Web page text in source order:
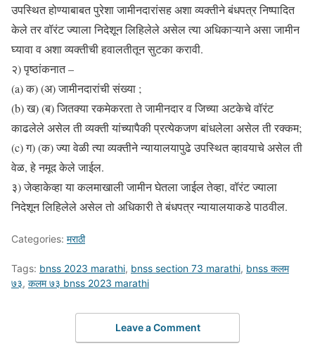
उपस्थित होण्याबाबत पुरेशा जामीनदारांसह अशा व्यक्तीने बंधपत्र निष्पादित
केले तर वॉरंट ज्याला निदेशून लिहिलेले असेल त्या अधिकाऱ्याने असा जामीन
घ्यावा व अशा व्यक्तीची हवालतीतून सुटका करावी.
२) पृष्ठांकनात –
(a) क) (अ) जामीनदारांची संख्या ;
(b) ख) (ब) जितक्या रकमेकरता ते जामीनदार व जिच्या अटकेचे वॉरंट
काढलेले असेल ती व्यक्ती यांच्यापैकी प्रत्येकजण बांधलेला असेल ती रक्कम;
(c) ग) (क) ज्या वेळी त्या व्यक्तीने न्यायालयापुढे उपस्थित व्हावयाचे असेल ती
वेळ, हे नमूद केले जाईल.
३) जेव्हाकेव्हा या कलमाखाली जामीन घेतला जाईल तेव्हा, वॉरंट ज्याला
निदेशून लिहिलेले असेल तो अधिकारी ते बंधपत्र न्यायालयाकडे पाठवील.
Categories: मराठी
Tags: bnss 2023 marathi, bnss section 73 marathi, bnss कलम
७३, कलम ७३ bnss 2023 marathi
Leave a Comment